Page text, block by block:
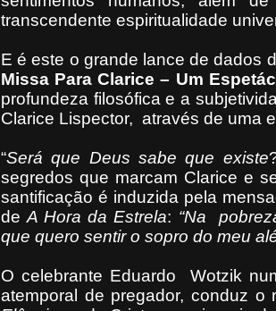
transcendente espiritualidade
E é este o grande lance de dados
Missa Para Clarice – Um
profundeza filosófica e a
Clarice Lispector, através de uma
“Será que Deus sabe que existe
segredos que marcam Clarice e
santificação é induzida pela
deA Hora da Estrela: “Na
que quero sentir o sopro do meu
O celebrante Eduardo
Wotzik
atemporal de pregador, conduz o